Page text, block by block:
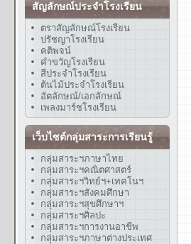
สัญลักษณ์ประจำโรงเรียน
ตราสัญลักษณ์โรงเรียน
ปรัชญาโรงเรียน
คติพจน์
คำขวัญโรงเรียน
สีประจำโรงเรียน
ต้นไม้ประจำโรงเรียน
อัตลักษณ์/เอกลักษณ์
เพลงมาร์ชโรงเรียน
เว็บไซต์กลุ่มสาระการเรียนรู้
กลุ่มสาระฯภาษาไทย
กลุ่มสาระฯคณิตศาสตร์
กลุ่มสาระฯวิทย์ฯ+เทคโนฯ
กลุ่มสาระฯสังคมศึกษา
กลุ่มสาระฯสุขศึกษาฯ
กลุ่มสาระฯศิลปะ
กลุ่มสาระฯการงานอาชีพ
กลุ่มสาระฯภาษาต่างประเทศ